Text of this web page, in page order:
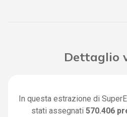
Dettaglio
In questa estrazione di
stati assegnati 570.406